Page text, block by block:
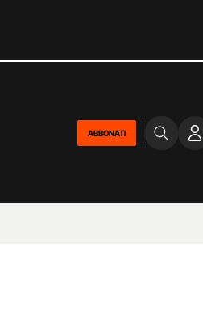
ABBONATI